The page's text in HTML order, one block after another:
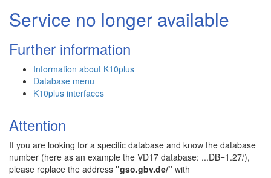
Service no longer available
Further information
Information about K10plus
Database menu
K10plus interfaces
Attention
If you are looking for a specific database and know the database
number (here as an example the VD17 database: ...DB=1.27/),
please replace the address "gso.gbv.de/" with